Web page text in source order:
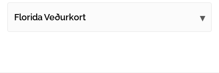
Florida Veðurkort